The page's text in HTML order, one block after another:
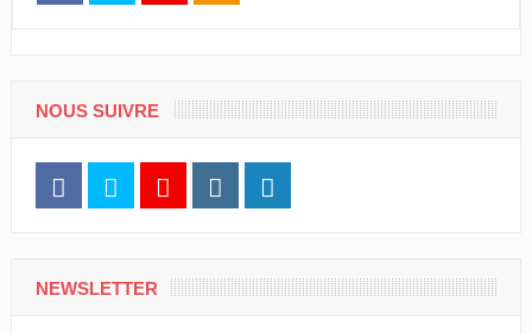
NOUS SUIVRE
NEWSLETTER